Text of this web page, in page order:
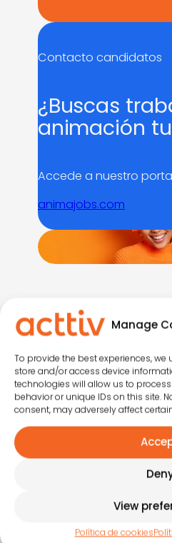
Manage
To provide the best experiences, we
store and/or access device
technologies will allow us to
behavior or unique IDs on this site.
consent, may adversely affect
View
Política de cookies
Contacto candidatos
¿Buscas
animación
Accede a nuestro
animajobs.com
CONTACTA
Prueba nuestras
vídeo consultas
O